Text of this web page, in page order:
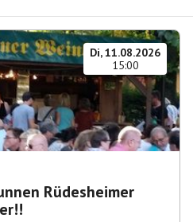
Di, 11.08.2026
15:00
Rüdesheimer